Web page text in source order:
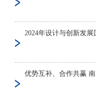
2024年设计与创新发
优势互补、合作共赢